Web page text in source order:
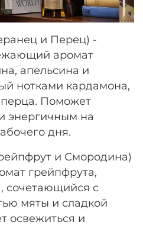
и Перец) -
аромат
апельсина и
нотками кардамона,
Поможет
энергичным на
дня.
и Смородина)
грейпфрута,
сочетающийся с
мяты и сладкой
освежиться и